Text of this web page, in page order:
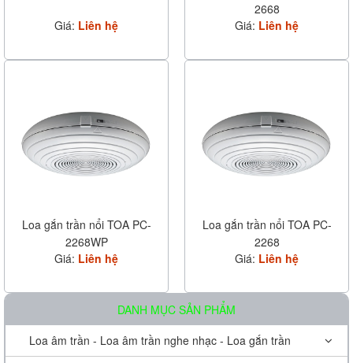
Giá: Liên hệ
2668
Giá: Liên hệ
Loa gắn trần nổi TOA PC-
2268WP
Giá: Liên hệ
Loa gắn trần nổi TOA PC-
2268
Giá: Liên hệ
DANH MỤC SẢN PHẨM
Loa âm trần - Loa âm trần nghe nhạc - Loa gắn trần